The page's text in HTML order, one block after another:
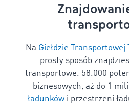
Na Giełdzie Transportowej
prosty sposób
transportowe. 58.000
biznesowych, aż do 1
ładunków i przestrzeni